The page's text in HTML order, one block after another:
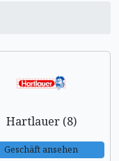
Hartlauer (8)
Geschäft ansehen